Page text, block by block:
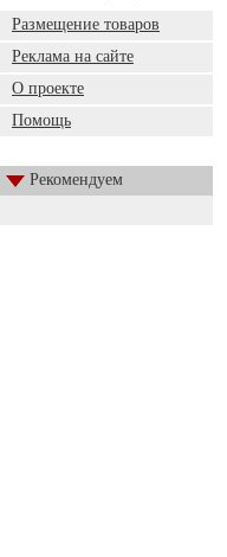
Размещение товаров
Реклама на сайте
О проекте
Помощь
Рекомендуем